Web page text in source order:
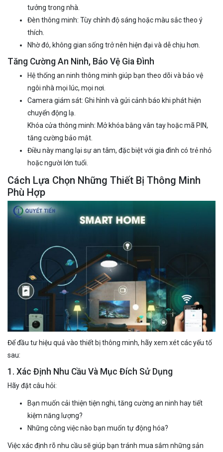
tưởng trong nhà.
Đèn thông minh: Tùy chỉnh độ sáng hoặc màu sắc theo ý
thích.
Nhờ đó, không gian sống trở nên hiện đại và dễ chịu hơn.
Tăng Cường An Ninh, Bảo Vệ Gia Đình
Hệ thống an ninh thông minh giúp bạn theo dõi và bảo vệ
ngôi nhà mọi lúc, mọi nơi.
Camera giám sát: Ghi hình và gửi cảnh báo khi phát hiện
chuyển động lạ.
Khóa cửa thông minh: Mở khóa bằng vân tay hoặc mã PIN,
tăng cường bảo mật.
Điều này mang lại sự an tâm, đặc biệt với gia đình có trẻ nhỏ
hoặc người lớn tuổi.
Cách Lựa Chọn Những Thiết Bị Thông Minh
Phù Hợp
Để đầu tư hiệu quả vào thiết bị thông minh, hãy xem xét các yếu tố
sau:
1. Xác Định Nhu Cầu Và Mục Đích Sử Dụng
Hãy đặt câu hỏi:
Bạn muốn cải thiện tiện nghi, tăng cường an ninh hay tiết
kiệm năng lượng?
Những công việc nào bạn muốn tự động hóa?
Việc xác định rõ nhu cầu sẽ giúp bạn tránh mua sắm những sản